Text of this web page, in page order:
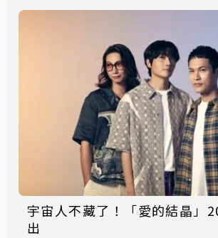
宇宙人不藏了！「愛的結晶」
出